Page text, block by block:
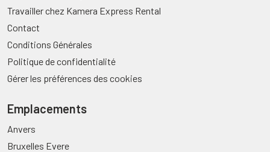
Travailler chez Kamera Express Rental
Contact
Conditions Générales
Politique de confidentialité
Gérer les préférences des cookies
Emplacements
Anvers
Bruxelles Evere